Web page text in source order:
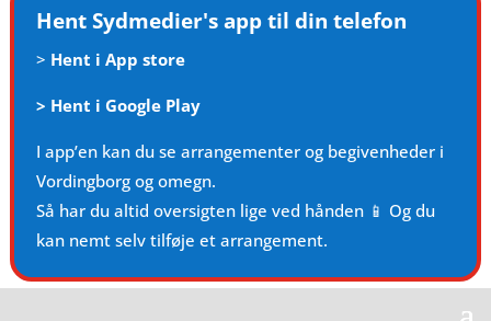
Hent Sydmedier's app til din telefon
> Hent i App store
> Hent i Google Play
I app’en kan du se arrangementer og begivenheder i
Vordingborg og omegn.
Så har du altid oversigten lige ved hånden 📱 Og du
kan nemt selv tilføje et arrangement.